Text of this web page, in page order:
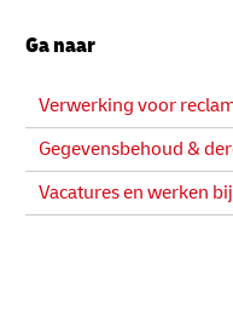
Ga naar
Verwerking voor
Gegevensbehoud &
Vacatures en werken